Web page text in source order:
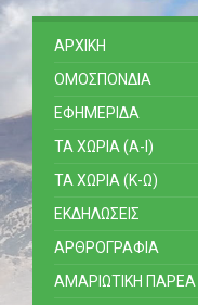
ΑΡΧΙΚΗ
ΟΜΟΣΠΟΝΔΙΑ
ΕΦΗΜΕΡΙΔΑ
ΤΑ ΧΩΡΙΑ (Α-Ι)
ΤΑ ΧΩΡΙΑ (Κ-Ω)
ΕΚΔΗΛΩΣΕΙΣ
ΑΡΘΡΟΓΡΑΦΙΑ
ΑΜΑΡΙΩΤΙΚΗ ΠΑΡΕΑ